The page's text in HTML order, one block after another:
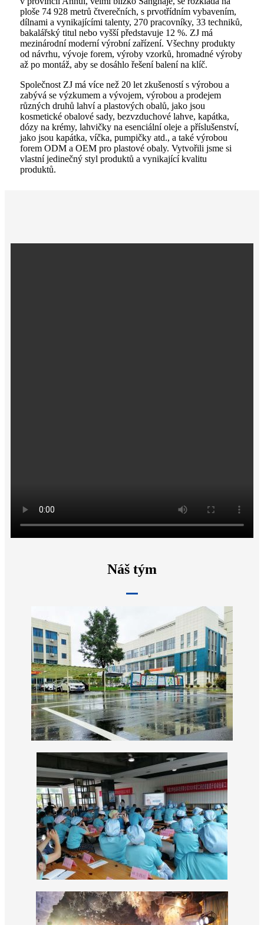
ploše 74 928 metrů čtverečních, s prvotřídním vybavením,
dílnami a vynikajícími talenty, 270 pracovníky, 33 techniků,
bakalářský titul nebo vyšší představuje 12 %. ZJ má
mezinárodní moderní výrobní zařízení. Všechny produkty
od návrhu, vývoje forem, výroby vzorků, hromadné výroby
až po montáž, aby se dosáhlo řešení balení na klíč.
Společnost ZJ má více než 20 let zkušeností s výrobou a
zabývá se výzkumem a vývojem, výrobou a prodejem
různých druhů lahví a plastových obalů, jako jsou
kosmetické obalové sady, bezvzduchové lahve, kapátka,
dózy na krémy, lahvičky na esenciální oleje a příslušenství,
jako jsou kapátka, víčka, pumpičky atd., a také výrobou
forem ODM a OEM pro plastové obaly. Vytvořili jsme si
vlastní jedinečný styl produktů a vynikající kvalitu
produktů.
Náš tým